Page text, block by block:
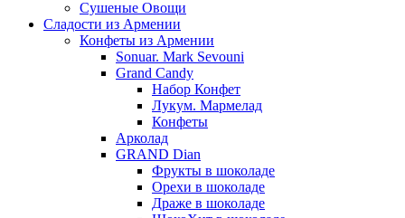
Сушеные Овощи
Сладости из Армении
Конфеты из Армении
Sonuar. Mark Sevouni
Grand Candy
Набор Конфет
Лукум. Мармелад
Конфеты
Арколад
GRAND Dian
Фрукты в шоколаде
Орехи в шоколаде
Драже в шоколаде